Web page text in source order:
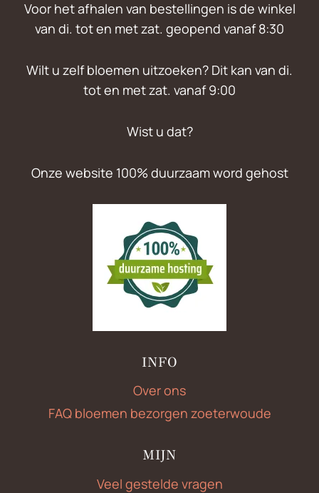
Voor het afhalen van bestellingen is de winkel
van di. tot en met zat. geopend vanaf 8:30
Wilt u zelf bloemen uitzoeken? Dit kan van di.
tot en met zat. vanaf 9:00
Wist u dat?
Onze website 100% duurzaam word gehost
INFO
Over ons
FAQ bloemen bezorgen zoeterwoude
MIJN
Veel gestelde vragen